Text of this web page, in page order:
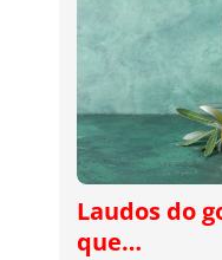
Laudos do
que…